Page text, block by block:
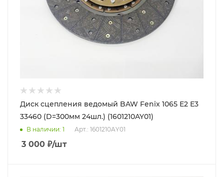
Диск сцепления ведомый BAW Fenix 1065 E2 Е3
33460 (D=300мм 24шл.) (1601210AY01)
В наличии: 1 Арт.: 1601210AY01
3 000 ₽/шт